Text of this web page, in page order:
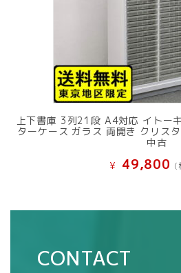
上下書庫 3列21段 A4対応 イト
ターケース ガラス 両開き クリス
中古
¥ 49,800 (
CONTACT